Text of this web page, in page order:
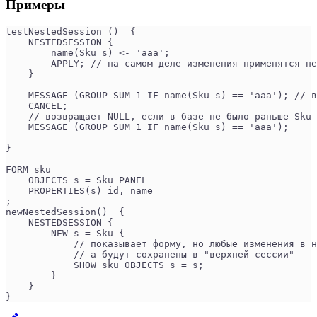
Примеры
testNestedSession ()  {
    NESTEDSESSION {
        name(Sku s) <- 'aaa';
APPLY; // на самом деле изменения применятся
    }
MESSAGE (GROUP SUM 1 IF name(Sku s) == 'aaa'); //
    CANCEL;
// возвращает NULL, если в базе не было раньше Sku
    MESSAGE (GROUP SUM 1 IF name(Sku s) == 'aaa');
}
FORM sku
    OBJECTS s = Sku PANEL
    PROPERTIES(s) id, name
;
newNestedSession()  {
    NESTEDSESSION {
        NEW s = Sku {
// показывает форму, но любые изменения в
            // а будут сохранены в "верхней сессии"
            SHOW sku OBJECTS s = s;
        }
    }
}